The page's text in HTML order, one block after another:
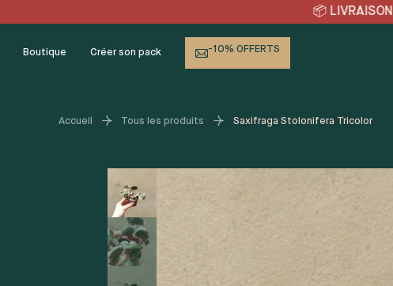
to
OFFERTE en
Boutique Créer son pack -10% OFFERTS
Accueil Tous les produits Saxifraga Stolonifera Tricolor